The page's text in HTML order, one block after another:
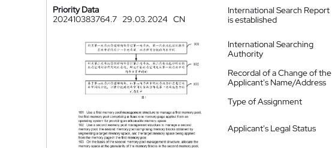
Priority Data
202410383764.7 29.03.2024 CN
International Search Report
is established
International Searching
Authority
Recordal of a Change of the
Applicant's Name/Address
Type of Assignment
Applicant's Legal Status